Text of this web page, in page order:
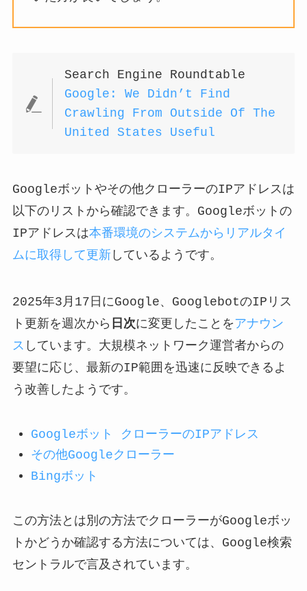
Search Engine Roundtable
Google: We Didn’t Find
Crawling From Outside Of The
United States Useful
Googleボットやその他クローラーのIPアドレスは
以下のリストから確認できます。Googleボットの
IPアドレスは本番環境のシステムからリアルタイ
ムに取得して更新しているようです。
2025年3月17日にGoogle、GooglebotのIPリス
ト更新を週次から 日次に変更したことをアナウン
ス しています。大規模ネットワーク運営者からの
要望に応じ、最新のIP範囲を迅速に反映できるよ
う改善したようです。
Googleボット クローラーのIPアドレス
その他Googleクローラー
Bingボット
この方法とは別の方法でクローラーがGoogleボッ
トかどうか確認する方法については、Google検索
セントラルで言及されています。